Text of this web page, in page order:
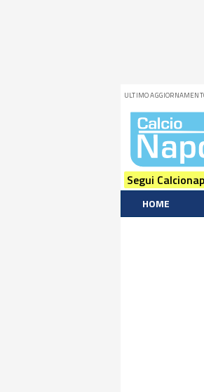
ULTIMO
Segui
HOME